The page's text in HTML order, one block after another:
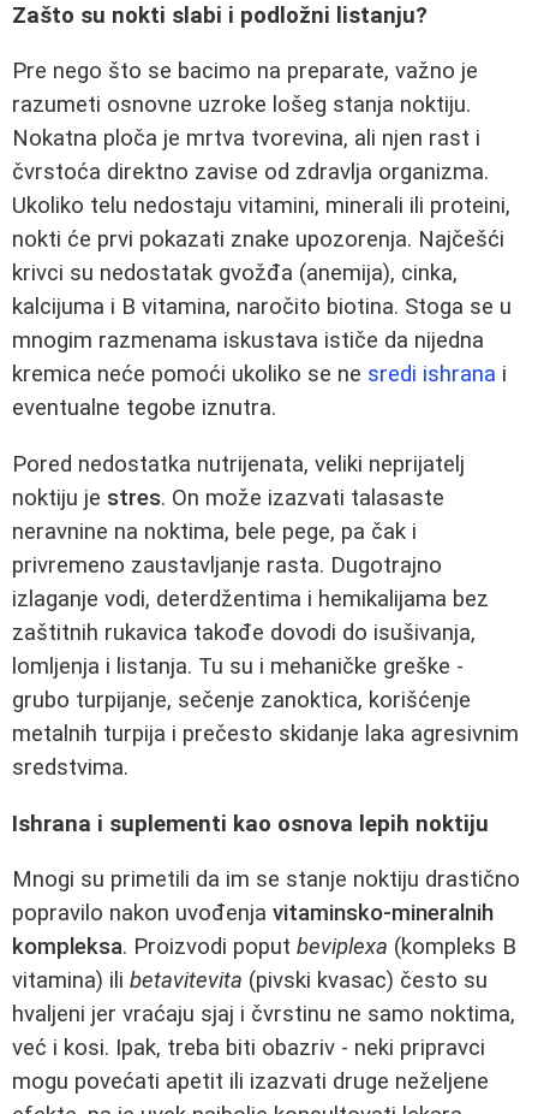
Zašto su nokti slabi i podložni listanju?
Pre nego što se bacimo na preparate, važno je
razumeti osnovne uzroke lošeg stanja noktiju.
Nokatna ploča je mrtva tvorevina, ali njen rast i
čvrstoća direktno zavise od zdravlja organizma.
Ukoliko telu nedostaju vitamini, minerali ili proteini,
nokti će prvi pokazati znake upozorenja. Najčešći
krivci su nedostatak gvožđa (anemija), cinka,
kalcijuma i B vitamina, naročito biotina. Stoga se u
mnogim razmenama iskustava ističe da nijedna
kremica neće pomoći ukoliko se ne sredi ishrana i
eventualne tegobe iznutra.
Pored nedostatka nutrijenata, veliki neprijatelj
noktiju je stres. On može izazvati talasaste
neravnine na noktima, bele pege, pa čak i
privremeno zaustavljanje rasta. Dugotrajno
izlaganje vodi, deterdžentima i hemikalijama bez
zaštitnih rukavica takođe dovodi do isušivanja,
lomljenja i listanja. Tu su i mehaničke greške -
grubo turpijanje, sečenje zanoktica, korišćenje
metalnih turpija i prečesto skidanje laka agresivnim
sredstvima.
Ishrana i suplementi kao osnova lepih noktiju
Mnogi su primetili da im se stanje noktiju drastično
popravilo nakon uvođenja vitaminsko-mineralnih
kompleksa. Proizvodi poput beviplexa (kompleks B
vitamina) ili betavitevita (pivski kvasac) često su
hvaljeni jer vraćaju sjaj i čvrstinu ne samo noktima,
već i kosi. Ipak, treba biti obazriv - neki pripravci
mogu povećati apetit ili izazvati druge neželjene